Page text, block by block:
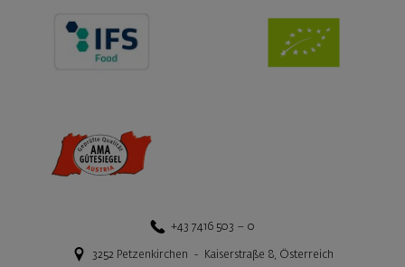
+43 7416 503 – 0
3252 Petzenkirchen - Kaiserstraße 8, Österreich